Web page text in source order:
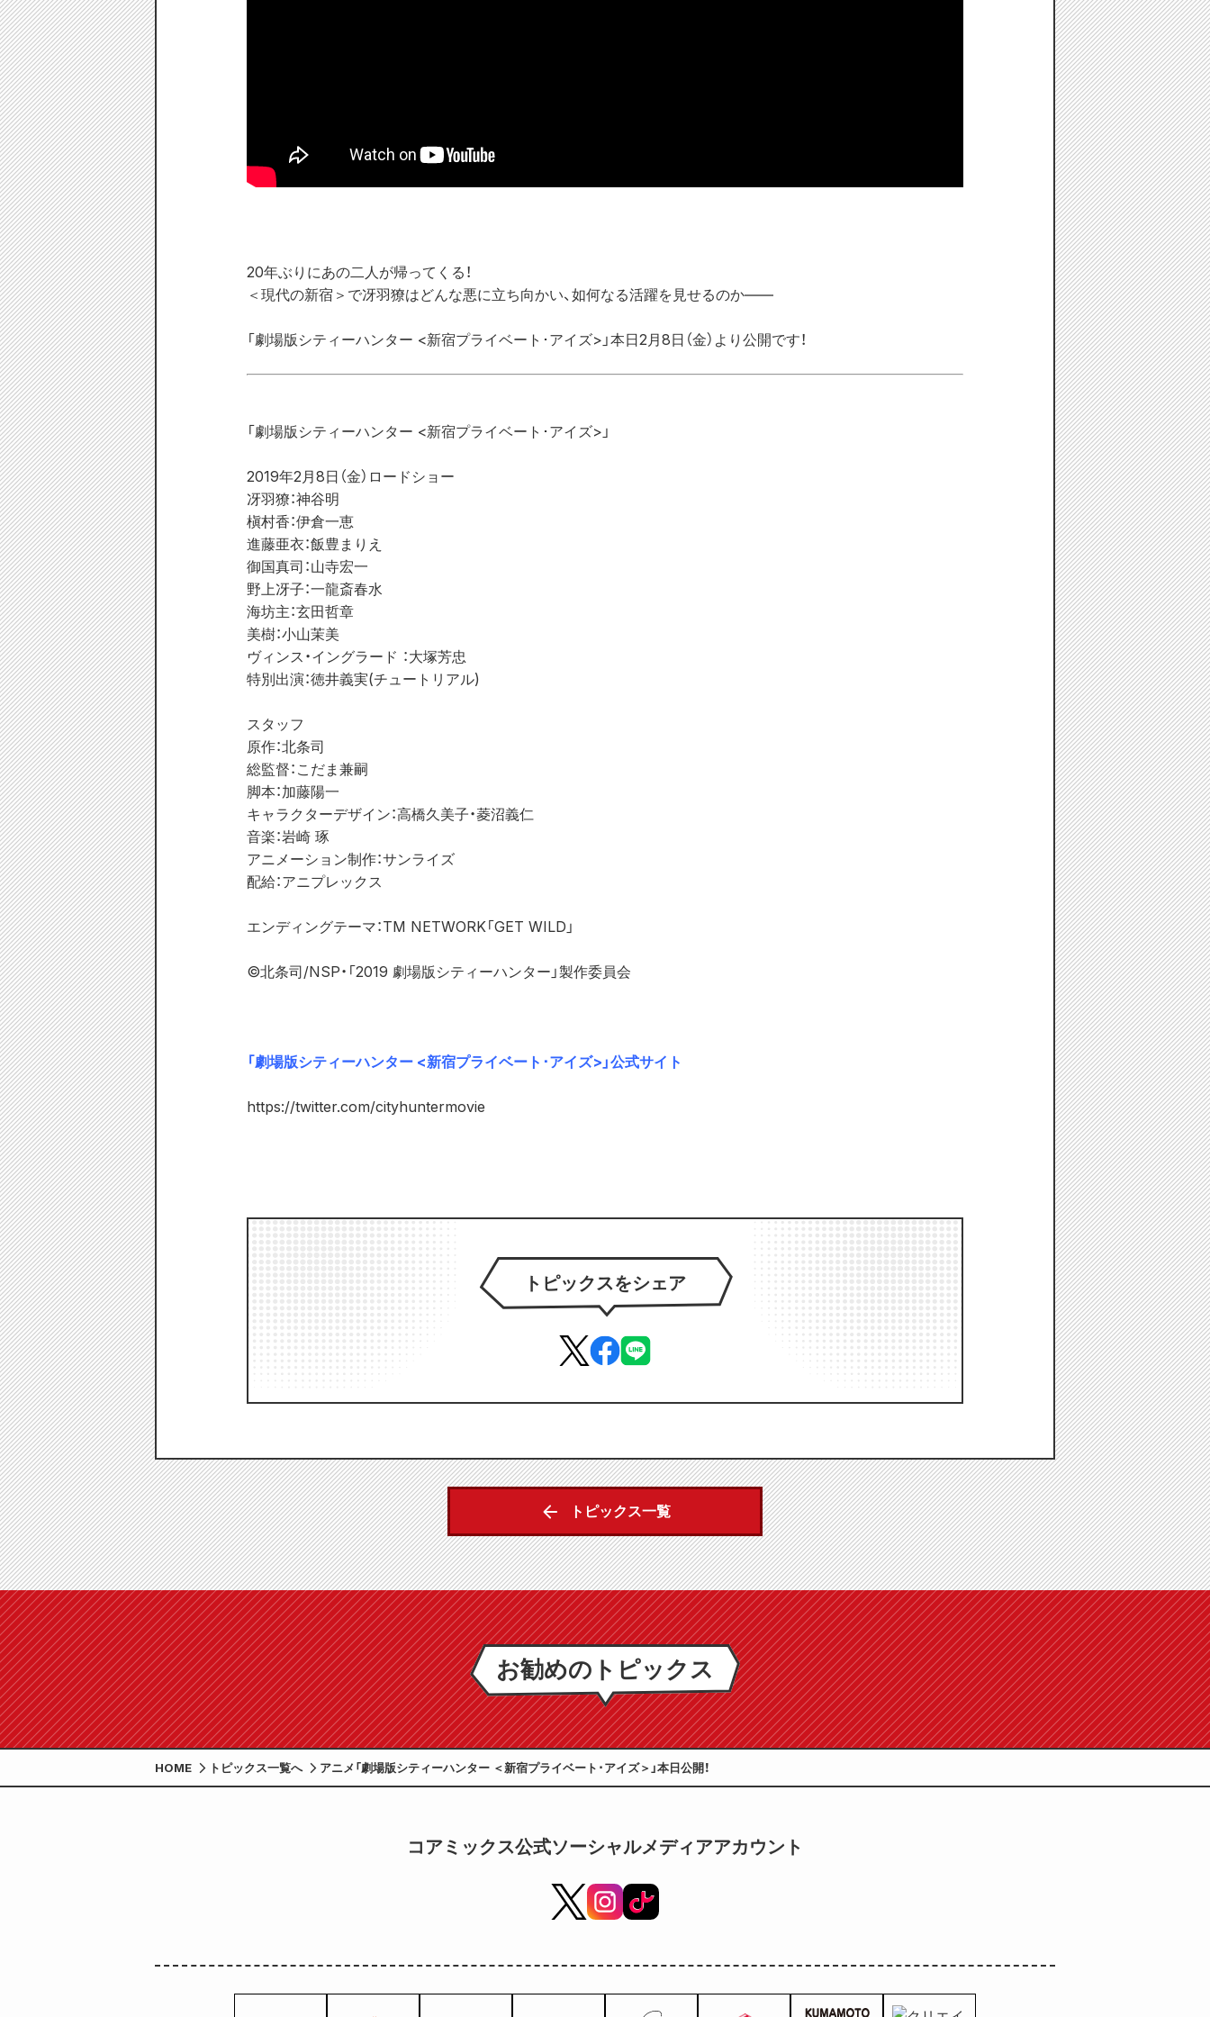
20年ぶりにあの二人が帰ってくる！
＜現代の新宿＞で冴羽獠はどんな悪に立ち向かい、如何なる活躍を見せるのか――
「劇場版シティーハンター <新宿プライベート･アイズ>」本日2月8日（金）より公開です！
「劇場版シティーハンター <新宿プライベート･アイズ>」
2019年2月8日（金）ロードショー
冴羽獠：神谷明
槇村香：伊倉一恵
進藤亜衣：飯豊まりえ
御国真司：山寺宏一
野上冴子：一龍斎春水
海坊主：玄田哲章
美樹：小山茉美
ヴィンス・イングラード ：大塚芳忠
特別出演：徳井義実(チュートリアル)
スタッフ
原作：北条司
総監督：こだま兼嗣
脚本：加藤陽一
キャラクターデザイン：高橋久美子・菱沼義仁
音楽：岩崎 琢
アニメーション制作：サンライズ
配給：アニプレックス
エンディングテーマ：TM NETWORK「GET WILD」
©北条司/NSP・「2019 劇場版シティーハンター」製作委員会
「劇場版シティーハンター <新宿プライベート･アイズ>」公式サイト
https://twitter.com/cityhuntermovie
トピックスをシェア
トピックス一覧
お勧めのトピックス
HOME トピックス一覧へ アニメ「劇場版シティーハンター ＜新宿プライベート･アイズ＞」本日公開！
コアミックス公式ソーシャルメディアアカウント